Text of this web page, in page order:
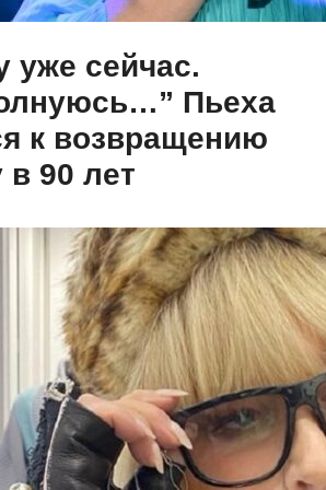
уже сейчас.
Пьеха
к возвращению
в 90 лет